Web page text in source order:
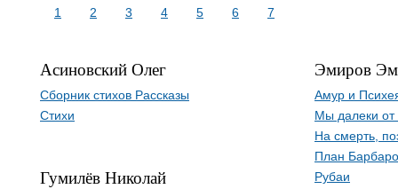
1 2 3 4 5 6 7
Асиновский Олег
Сборник стихов Рассказы
Стихи
Гумилёв Николай
Эмиров
Амур и
Мы далеки
На смерть,
План
Рубаи